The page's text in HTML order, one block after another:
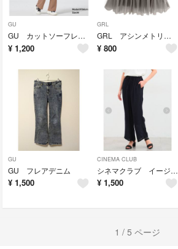
GU
GU カットソーフレアスラックス
¥ 1,200
GRL
GRL アシンメトリービスチェ
¥ 800
GU
GU フレアデニム
¥ 1,500
CINEMA CLUB
シネマクラブ イージーストレートパンツ
¥ 1,500
1 / 5 ページ